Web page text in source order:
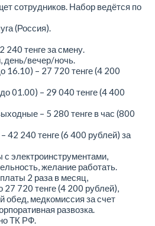
сотрудников. Набор ведётся по
(Россия).
240 тенге за смену.
день/вечер/ночь.
16.10) – 27 720 тенге (4 200
01.00) – 29 040 тенге (4 400
– 5 280 тенге в час (800
42 240 тенге (6 400 рублей) за
электроинструментами,
желание работать.
2 раза в месяц,
720 тенге (4 200 рублей),
обед, медкомиссия за счет
развозка.
ТК РФ.